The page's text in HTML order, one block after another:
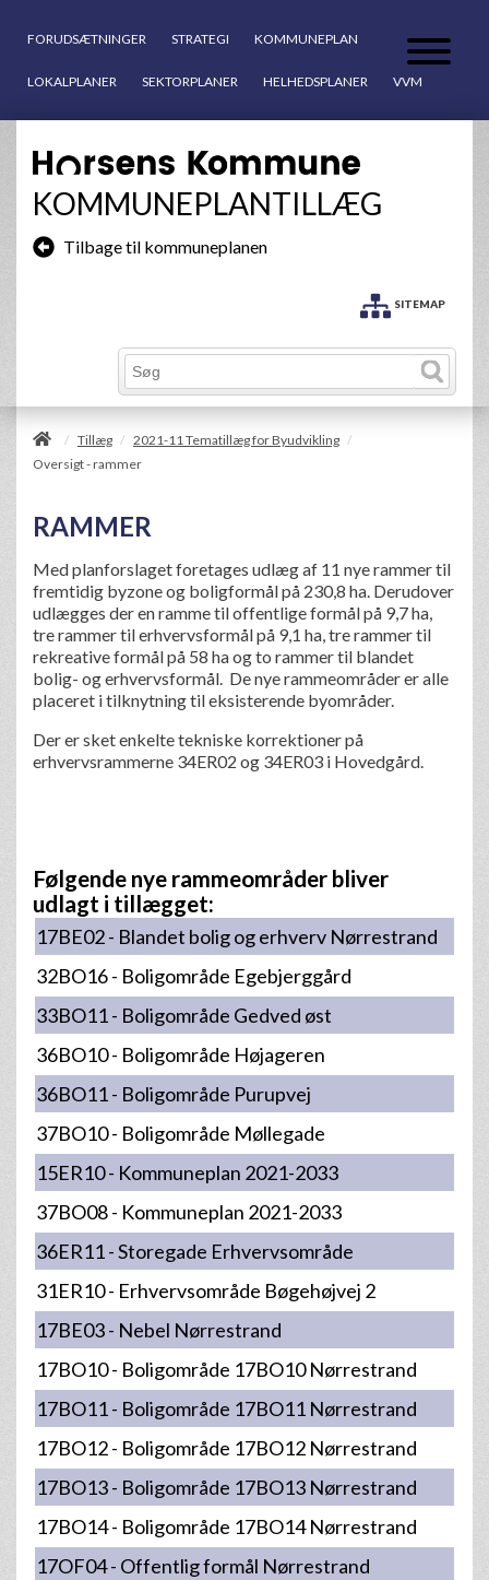
FORUDSÆTNINGER STRATEGI KOMMUNEPLAN
LOKALPLANER SEKTORPLANER HELHEDSPLANER VVM
KOMMUNEPLANTILLÆG
Tilbage til kommuneplanen
SITEMAP
/ Tillæg / 2021-11 Tematillæg for Byudvikling /
Oversigt - rammer
RAMMER
Med planforslaget foretages udlæg af 11 nye rammer til
fremtidig byzone og boligformål på 230,8 ha. Derudover
udlægges der en ramme til offentlige formål på 9,7 ha,
tre rammer til erhvervsformål på 9,1 ha, tre rammer til
rekreative formål på 58 ha og to rammer til blandet
bolig- og erhvervsformål. De nye rammeområder er alle
placeret i tilknytning til eksisterende byområder.
Der er sket enkelte tekniske korrektioner på
erhvervsrammerne 34ER02 og 34ER03 i Hovedgård.
Følgende nye rammeområder bliver
udlagt i tillægget:
17BE02 - Blandet bolig og erhverv Nørrestrand
32BO16 - Boligområde Egebjerggård
33BO11 - Boligområde Gedved øst
36BO10 - Boligområde Højageren
36BO11 - Boligområde Purupvej
37BO10 - Boligområde Møllegade
15ER10 - Kommuneplan 2021-2033
37BO08 - Kommuneplan 2021-2033
36ER11 - Storegade Erhvervsområde
31ER10 - Erhvervsområde Bøgehøjvej 2
17BE03 - Nebel Nørrestrand
17BO10 - Boligområde 17BO10 Nørrestrand
17BO11 - Boligområde 17BO11 Nørrestrand
17BO12 - Boligområde 17BO12 Nørrestrand
17BO13 - Boligområde 17BO13 Nørrestrand
17BO14 - Boligområde 17BO14 Nørrestrand
17OF04 - Offentlig formål Nørrestrand